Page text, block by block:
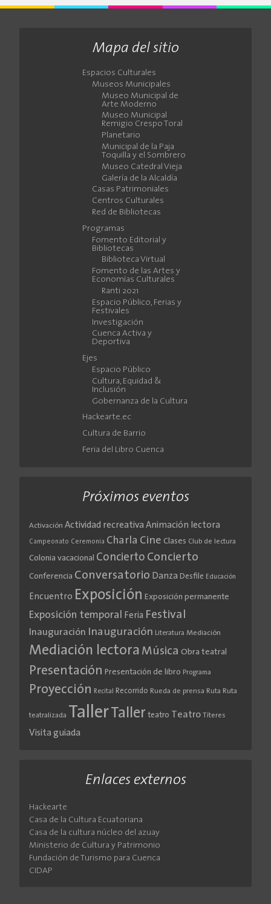
Mapa del sitio
Espacios Culturales
Museos Municipales
Museo Municipal de
Arte Moderno
Museo Municipal
Remigio Crespo Toral
Planetario
Municipal de la Paja
Toquilla y el Sombrero
Museo Catedral Vieja
Galería de la Alcaldía
Casas Patrimoniales
Centros Culturales
Red de Bibliotecas
Programas
Fomento Editorial y
Bibliotecas
Biblioteca Virtual
Fomento de las Artes y
Economías Culturales
Ranti 2021
Espacio Público, Ferias y
Festivales
Investigación
Cuenca Activa y
Deportiva
Ejes
Espacio Público
Cultura, Equidad &
Inclusión
Gobernanza de la Cultura
Hackearte.ec
Cultura de Barrio
Feria del Libro Cuenca
Próximos eventos
Activación Actividad recreativa Animación lectora
Campeonato Ceremonia Charla Cine Clases Club de lectura
Colonia vacacional Concierto Concierto
Conferencia Conversatorio Danza Desfile Educación
Encuentro Exposición Exposición permanente
Exposición temporal Feria Festival
Inauguración Inauguración Literatura Mediación
Mediación lectora Música Obra teatral
Presentación Presentación de libro Programa
Proyección Recital Recorrido Rueda de prensa Ruta Ruta
teatralizada TallerTaller teatro Teatro Títeres
Visita guiada
Enlaces externos
Hackearte
Casa de la Cultura Ecuatoriana
Casa de la cultura núcleo del azuay
Ministerio de Cultura y Patrimonio
Fundación de Turismo para Cuenca
CIDAP